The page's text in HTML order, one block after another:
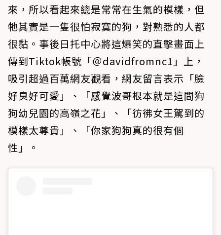
來，所以看起來總是常常在生氣的模樣，但
牠其實是一隻很怕寂寞的狗，對熟悉的人都
很黏。事後日托中心將這爆笑的直擊畫面上
傳到Tiktok帳號「＠davidfromnc1」上，
吸引超過百萬網友觀看，網友留言表示「臉
好臭好可愛」、「感覺波哥根本就是這間狗
狗幼兒園的高嶺之花」、「彷彿女王駕到的
模樣太尊貴」、「你家狗狗真的很有個
性」。